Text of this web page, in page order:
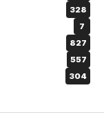
328
7
827
557
304